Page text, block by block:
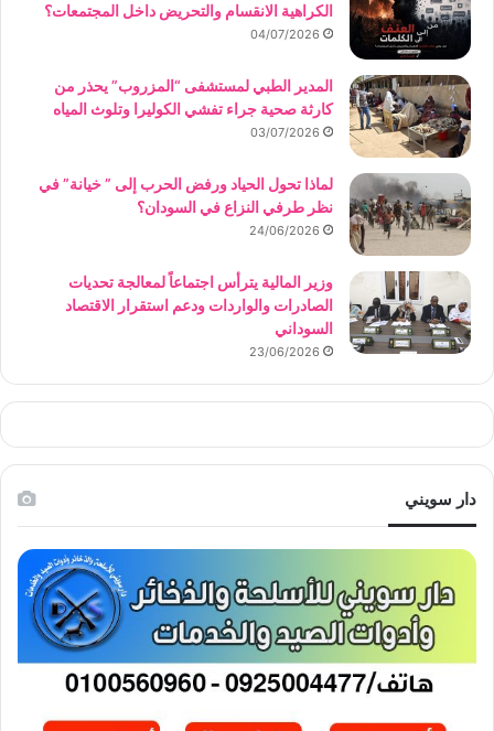
الكراهية الانقسام والتحريض داخل المجتمعات؟
04/07/2026
المدير الطبي لمستشفى “المزروب” يحذر من
كارثة صحية جراء تفشي الكوليرا وتلوث المياه
03/07/2026
لماذا تحول الحياد ورفض الحرب إلى ” خيانة” في
نظر طرفي النزاع في السودان؟
24/06/2026
وزير المالية يترأس اجتماعاً لمعالجة تحديات
الصادرات والواردات ودعم استقرار الاقتصاد
السوداني
23/06/2026
دار سويني